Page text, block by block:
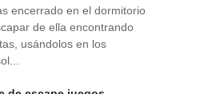
encerrado en el dormitorio
de ella encontrando
usándolos en los